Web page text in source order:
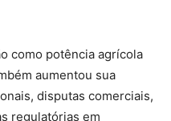
como potência agrícola
aumentou sua
disputas comerciais,
regulatórias em